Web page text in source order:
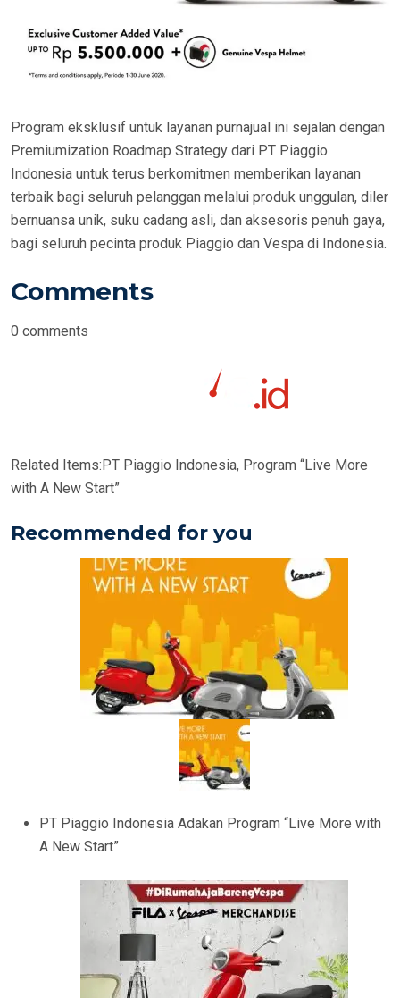
Program eksklusif untuk layanan purnajual ini sejalan dengan
Premiumization Roadmap Strategy dari PT Piaggio
Indonesia untuk terus berkomitmen memberikan layanan
terbaik bagi seluruh pelanggan melalui produk unggulan, diler
bernuansa unik, suku cadang asli, dan aksesoris penuh gaya,
bagi seluruh pecinta produk Piaggio dan Vespa di Indonesia.
Comments
0 comments
Related Items:PT Piaggio Indonesia, Program “Live More
with A New Start”
Recommended for you
PT Piaggio Indonesia Adakan Program “Live More with
A New Start”